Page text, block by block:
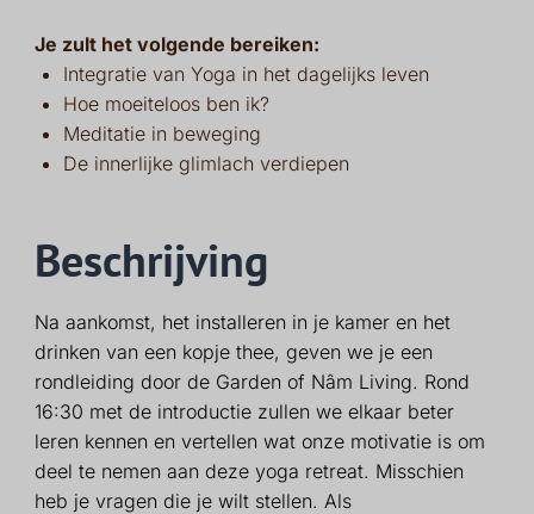
Je zult het volgende bereiken:
Integratie van Yoga in het dagelijks leven
Hoe moeiteloos ben ik?
Meditatie in beweging
De innerlijke glimlach verdiepen
Beschrijving
Na aankomst, het installeren in je kamer en het
drinken van een kopje thee, geven we je een
rondleiding door de Garden of Nâm Living. Rond
16:30 met de introductie zullen we elkaar beter
leren kennen en vertellen wat onze motivatie is om
deel te nemen aan deze yoga retreat. Misschien
heb je vragen die je wilt stellen. Als